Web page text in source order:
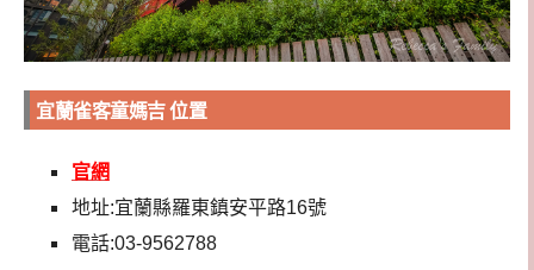
宜蘭雀客童媽吉 位置
官網
地址:宜蘭縣羅東鎮安平路16號
電話:03-9562788